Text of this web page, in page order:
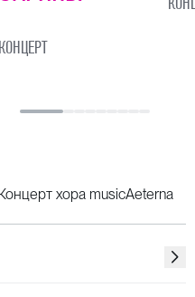
КОНЦЕРТ
хора musicAeterna